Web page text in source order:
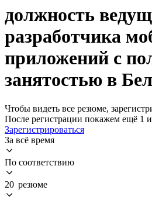
должность
разработчика
приложений с
занятостью в
Чтобы видеть все резюме,
После регистрации покажем ещё 1
Зарегистрироваться
За всё время
По соответствию
20 резюме